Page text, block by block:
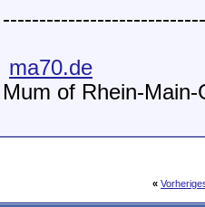
ma70.de
Mum of Rhein-
«